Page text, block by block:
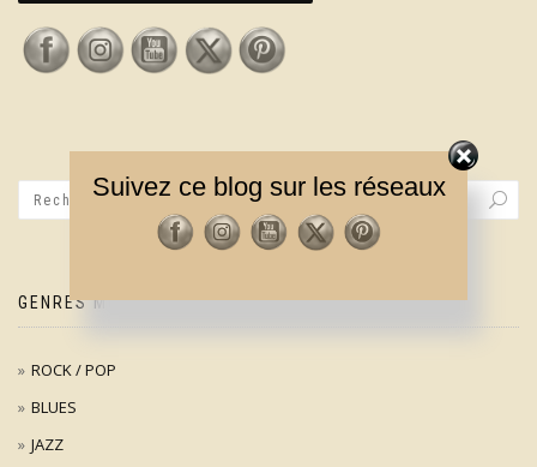
GENRES MUSICAUX
ROCK / POP
BLUES
JAZZ
Suivez ce blog sur les réseaux